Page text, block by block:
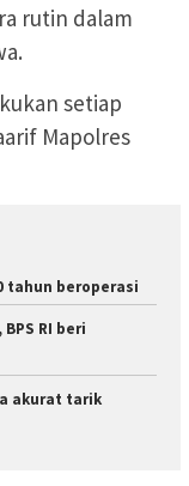
rutin dalam
setiap
Mapolres
tahun beroperasi
RI beri
akurat tarik